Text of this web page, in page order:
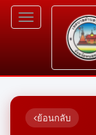
Toggle
navigation
ย้อนกลับ